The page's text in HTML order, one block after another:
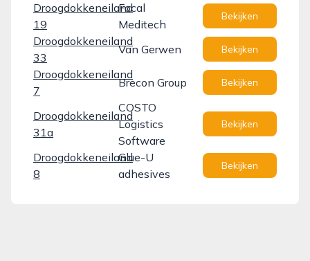
Droogdokkeneiland
19
Focal
Meditech
Bekijken
Droogdokkeneiland
33
Van Gerwen Bekijken
Droogdokkeneiland
7
Brecon Group Bekijken
Droogdokkeneiland
31a
COSTO
Logistics
Software
Bekijken
Droogdokkeneiland
8
Glue-U
adhesives
Bekijken